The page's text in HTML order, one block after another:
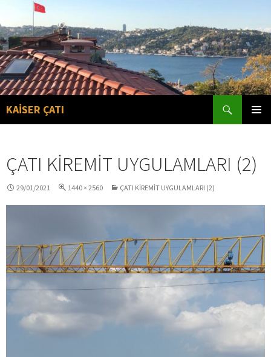
KAİSER ÇATI
Search
ÇATI KIREMIT UYGULAMLARI (2)
29/01/2021 1440 × 2560 ÇATI KIREMIT UYGULAMLARI (2)